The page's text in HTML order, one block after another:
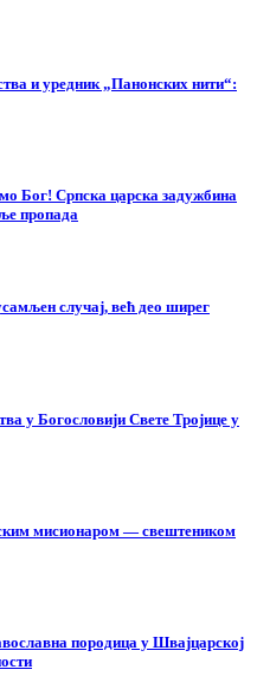
и уредник „Панонских нити“:
Бог! Српска царска задужбина
пропада
случај, већ део ширег
у Богословији Свете Тројице у
мисионаром — свештеником
породица у Швајцарској